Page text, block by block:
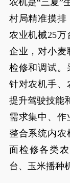
农机是“三夏”
村局精准摸排
农业机械25
企业，对小麦
检修和调试。
针对农机手、
提升驾驶技能
需求集中、作
整合系统内农
面检修各类
台、玉米播种